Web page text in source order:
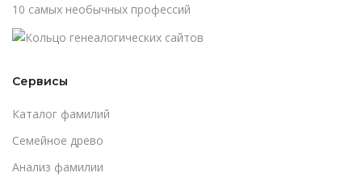
10 самых необычных профессий
Сервисы
Каталог фамилий
Cемейное древо
Анализ фамилии